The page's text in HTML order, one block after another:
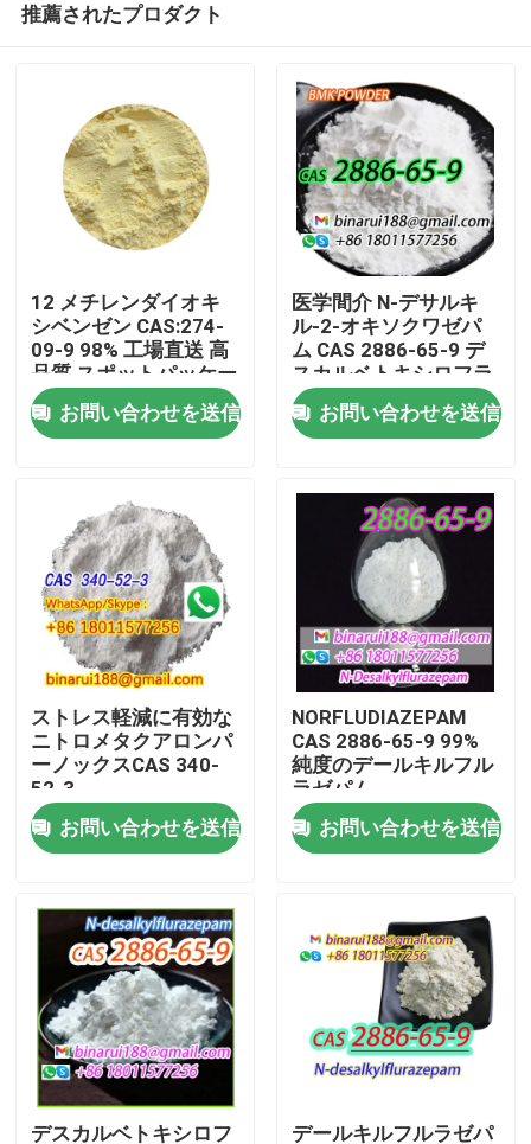
製品
ビデオ
わたしたち に つい て
工場 ツアー
品質管理
引金 を 求め て ください
日常化学原材料
無機化学薬品の原料
良い化学中間物
推薦されたプロダクト
12 メチレンダイオキ
シベンゼン CAS:274-
09-9 98% 工場直送 高
品質 スポットパッケー
ジ
お問い合わせを送信
医学間介 N-デサルキ
ル-2-オキソクワゼパ
ム CAS 2886-65-9 デ
スカルベトキシロフラ
ゼパート 固体形での整
然とした固体
お問い合わせを送信
ストレス軽減に有効な
ニトロメタクアロンパ
ーノックスCAS 340-
52-3
お問い合わせを送信
NORFLUDIAZEPAM
CAS 2886-65-9 99%
純度のデールキルフル
ラゼパム
お問い合わせを送信
デスカルベトキシロフ デールキルフルラゼパ